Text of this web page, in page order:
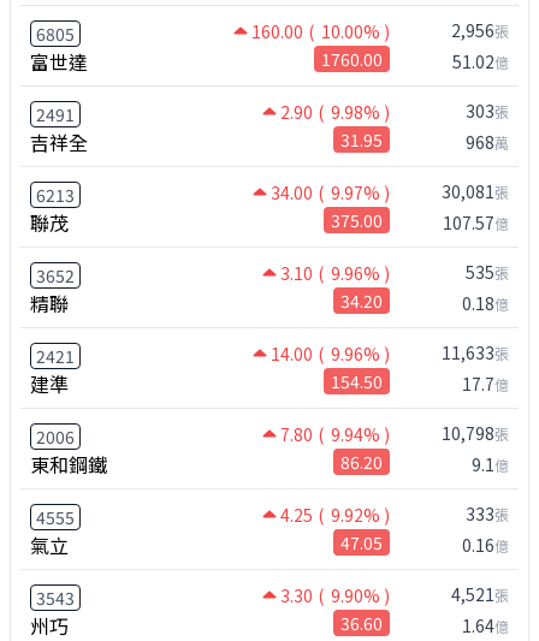
6805 160.00 ( 10.00% )
富世達 1760.00
2,956張
51.02億
2491 2.90 ( 9.98% )
吉祥全 31.95
303張
968萬
6213 34.00 ( 9.97% )
聯茂 375.00
30,081張
107.57億
3652 3.10 ( 9.96% )
精聯 34.20
535張
0.18億
2421 14.00 ( 9.96% )
建準 154.50
11,633張
17.7億
2006 7.80 ( 9.94% )
東和鋼鐵 86.20
10,798張
9.1億
4555 4.25 ( 9.92% )
氣立 47.05
333張
0.16億
3543 3.30 ( 9.90% )
州巧 36.60
4,521張
1.64億